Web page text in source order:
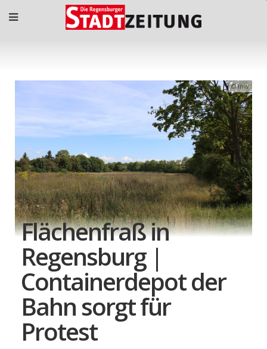
lnw
Flächenfraß in
Regensburg |
Containerdepot der
Bahn sorgt für
Protest